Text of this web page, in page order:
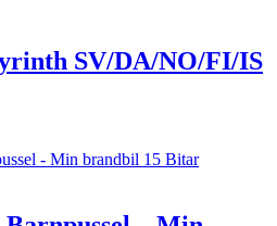
SV/DA/NO/FI/IS